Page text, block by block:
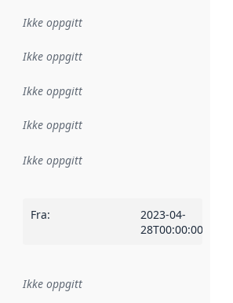
Ikke oppgitt
Ikke oppgitt
Ikke oppgitt
Ikke oppgitt
:
Ikke oppgitt
Fra:
2023-04-
28T00:00:00Z
Referanse til en implementasjonsregel
Ikke oppgitt